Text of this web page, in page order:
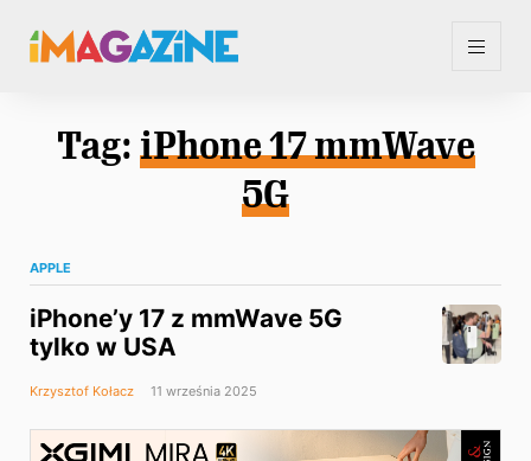
Tag: iPhone 17 mmWave
5G
APPLE
iPhone’y 17 z mmWave 5G
tylko w USA
Krzysztof Kołacz 11 września 2025